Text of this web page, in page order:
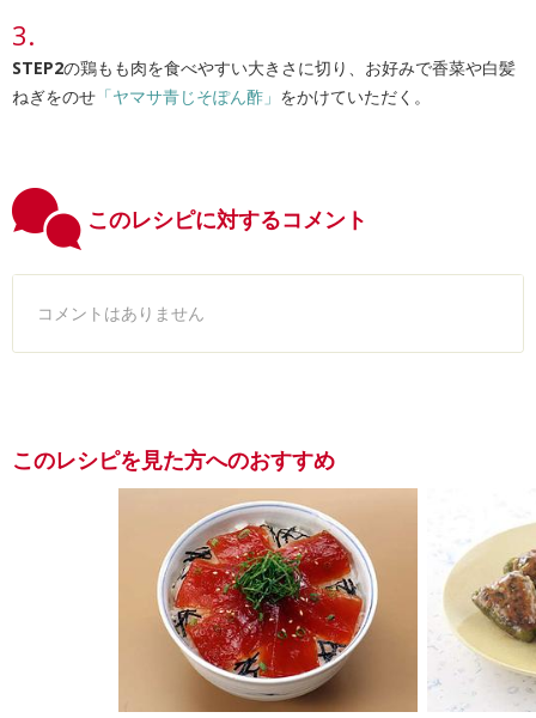
STEP2の鶏もも肉を食べやすい大きさに切り、お好みで香菜や白髪
ねぎをのせ 「ヤマサ青じそぽん酢」 をかけていただく。
このレシピに対するコメント
コメントはありません
このレシピを見た方へのおすすめ